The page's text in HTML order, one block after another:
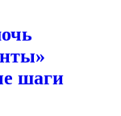
шаги